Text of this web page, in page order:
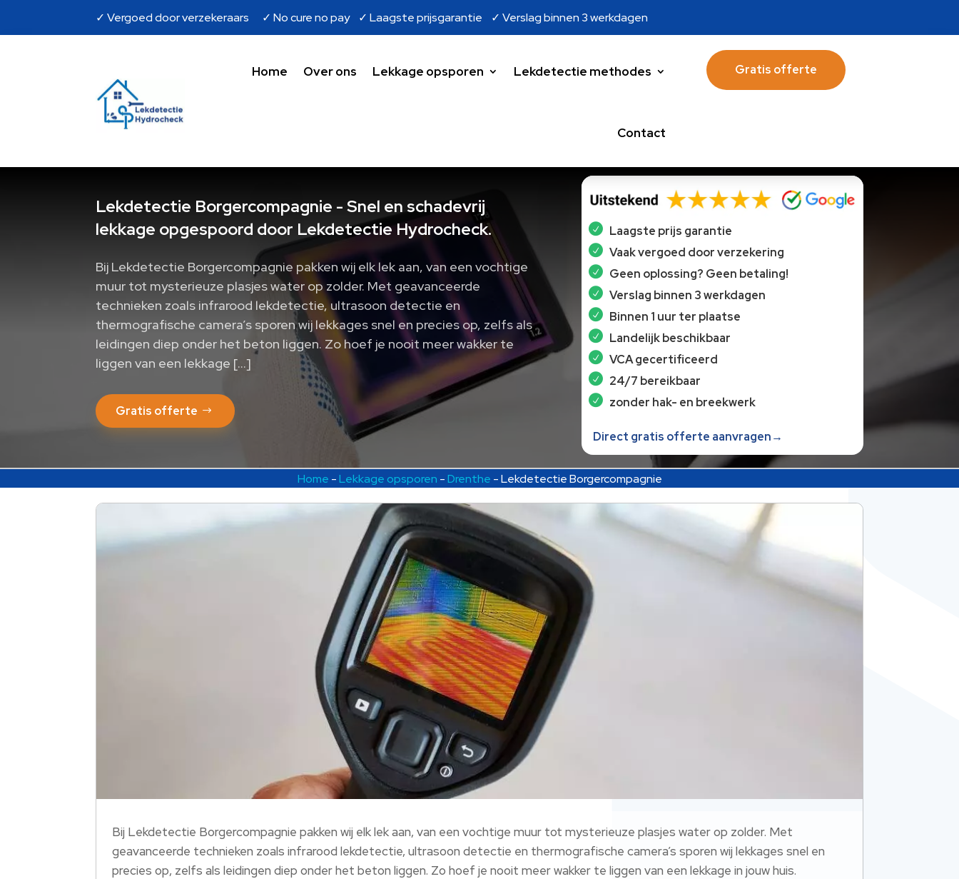
✓ Vergoed door verzekeraars ✓ No cure no pay ✓ Laagste prijsgarantie ✓ Verslag binnen 3 werkdagen
Home Over ons Lekkage opsporen Lekdetectie methodes
Contact
Gratis offerte
Lekdetectie Borgercompagnie - Snel en schadevrij
lekkage opgespoord door Lekdetectie Hydrocheck.
Bij Lekdetectie Borgercompagnie pakken wij elk lek aan, van een vochtige
muur tot mysterieuze plasjes water op zolder. Met geavanceerde
technieken zoals infrarood lekdetectie, ultrasoon detectie en
thermografische camera’s sporen wij lekkages snel en precies op, zelfs als
leidingen diep onder het beton liggen. Zo hoef je nooit meer wakker te
liggen van een lekkage […]
Gratis offerte
Laagste prijs garantie
Vaak vergoed door verzekering
Geen oplossing? Geen betaling!
Verslag binnen 3 werkdagen
Binnen 1 uur ter plaatse
Landelijk beschikbaar
VCA gecertificeerd
24/7 bereikbaar
zonder hak- en breekwerk
Direct gratis offerte aanvragen→
Home -Lekkage opsporen -Drenthe -Lekdetectie Borgercompagnie
Bij Lekdetectie Borgercompagnie pakken wij elk lek aan, van een vochtige muur tot mysterieuze plasjes water op zolder. Met
geavanceerde technieken zoals infrarood lekdetectie, ultrasoon detectie en thermografische camera’s sporen wij lekkages snel en
precies op, zelfs als leidingen diep onder het beton liggen. Zo hoef je nooit meer wakker te liggen van een lekkage in jouw huis.